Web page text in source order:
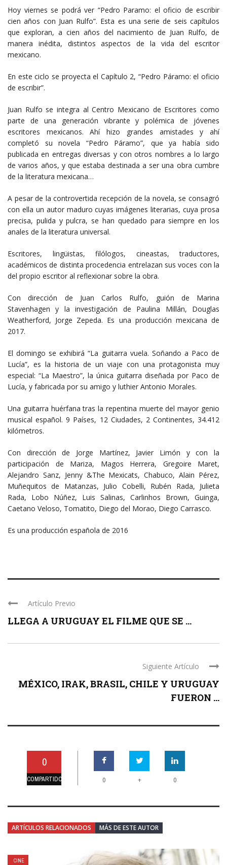
Hoy viernes se podrá ver “Pedro Paramo: el oficio de escribir
cien años con Juan Rulfo”. Esta es una serie de seis capítulos
que exploran, a cien años del nacimiento de Juan Rulfo, de
manera inédita, distintos aspectos de la vida del escritor
mexicano.
En este ciclo se proyecta el Capítulo 2, “Pedro Páramo: el oficio
de escribir”.
Juan Rulfo se integra al Centro Mexicano de Escritores como
parte de una generación vibrante y polémica de jóvenes
escritores mexicanos. Ahí hizo grandes amistades y ahí
completó su novela “Pedro Páramo”, que ya había sido
publicada en entregas diversas y con otros nombres a lo largo
de varios años, y que estaba destinada a ser una obra cumbre
de la literatura mexicana…
A pesar de la controvertida recepción de la novela, se consagró
con ella un autor maduro cuyas imágenes literarias, cuya prosa
precisa, pulida y pulcra, se han quedado para siempre en los
anales de la literatura universal.
Escritores, lingüistas, filólogos, cineastas, traductores,
académicos de distinta procedencia entrelazan sus voces con la
del propio escritor al reflexionar sobre la obra.
Con dirección de Juan Carlos Rulfo, guión de Marina
Stavenhagen y la investigación de Paulina Millán, Douglas
Weatherford, Jorge Zepeda. Es una producción mexicana de
2017.
El domingo se exhibirá “La guitarra vuela. Soñando a Paco de
Lucía”, es la historia de un viaje con una protagonista muy
especial: “La Maestro”, la única guitarra diseñada por Paco de
Lucía, y fabricada por su amigo y luthier Antonio Morales.
Una guitarra huérfana tras la repentina muerte del mayor genio
musical español. 9 Países, 12 Ciudades, 2 Continentes, 34.412
kilómetros.
Con dirección de Jorge Martínez, Javier Limón y con la
participación de Mariza, Magos Herrera, Gregoire Maret,
Alejandro Sanz, Jenny &The Mexicats, Chabuco, Alain Pérez,
Muñequitos de Matanzas, Julio Cobelli, Rubén Rada, Julieta
Rada, Lobo Núñez, Luis Salinas, Carlinhos Brown, Guinga,
Caetano Veloso, Tomatito, Diego del Morao, Diego Carrasco.
Es una producción española de 2016
Artículo Previo
LLEGA A URUGUAY EL FILME QUE SE ...
Siguiente Artículo
MÉXICO, IRAK, BRASIL, CHILE Y URUGUAY
FUERON ...
0
COMPARTIDO 0 + 0
ARTÍCULOS RELACIONADOS MÁS DE ESTE AUTOR
CINE